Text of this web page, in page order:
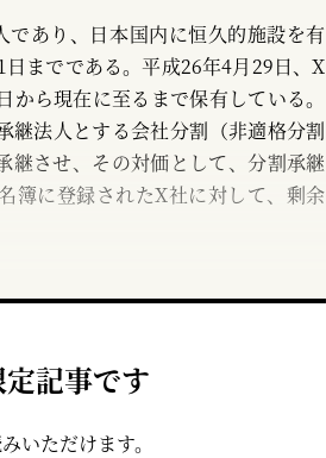
あり、日本国内に恒久的施設を有
までである。平成26年4月29日、X
ら現在に至るまで保有している。
法人とする会社分割（非適格分割
継させ、その対価として、分割承継
簿に登録されたX社に対して、剰余
記事です
いただけます。